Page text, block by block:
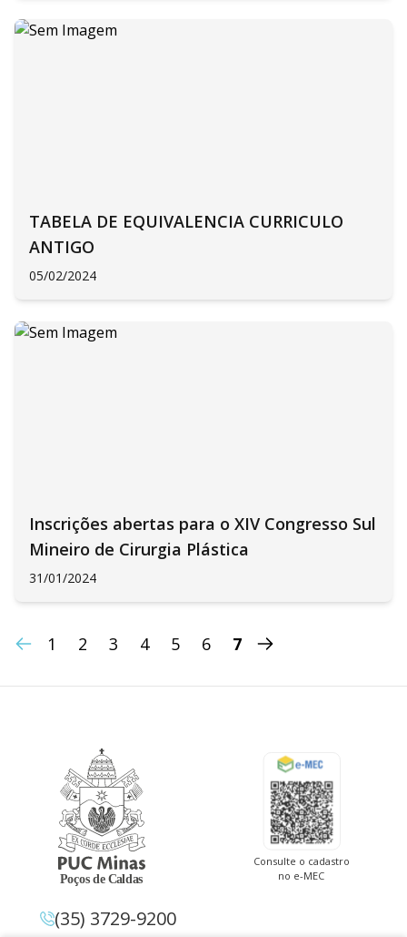
TABELA DE EQUIVALENCIA CURRICULO
ANTIGO
05/02/2024
Inscrições abertas para o XIV Congresso Sul
Mineiro de Cirurgia Plástica
31/01/2024
1 2 3 4 5 6 7
Consulte o cadastro
no e-MEC
(35) 3729-9200